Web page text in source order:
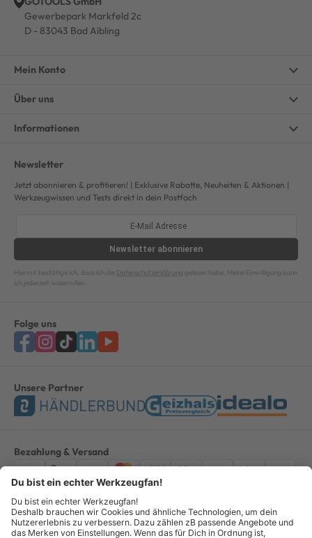
Gewerbepark Markfeld 2c
D - 83043 Bad Aibling
Mein Konto
Über uns
Informationen
Newsletter
Jetzt abonnieren & profitieren! | Exklusive Rabatte, Neuheiten & Aktionen |
Werkzeugwissen und Tests direkt in dein Postfach
Newsletter abonnieren
Hiermit bestätige ich, dass ich die Datenschutzerklärung gelesen habe. Meine Einwilligung kann
ich jederzeit widerrufen.
Folge uns
Unsere Partner
Bezahlung & Versand
ImpressumAGBDatenschutzWiderruf Vertrag widerrufen